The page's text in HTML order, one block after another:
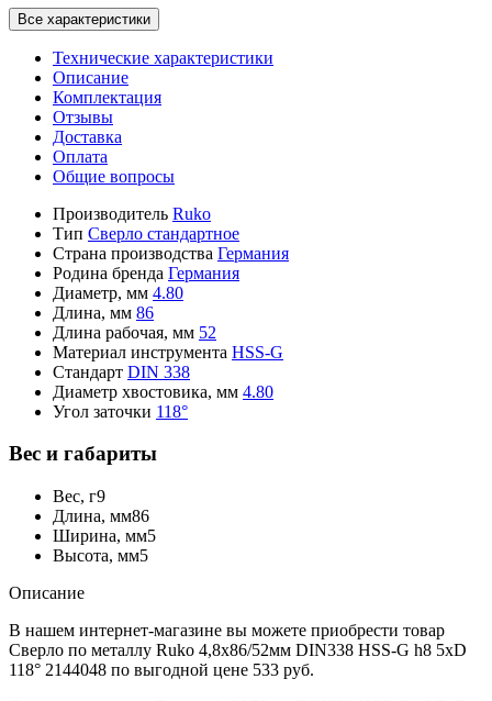
Все характеристики
Технические характеристики
Описание
Комплектация
Отзывы
Доставка
Оплата
Общие вопросы
Производитель Ruko
Тип Сверло стандартное
Страна производства Германия
Родина бренда Германия
Диаметр, мм 4.80
Длина, мм 86
Длина рабочая, мм 52
Материал инструмента HSS-G
Стандарт DIN 338
Диаметр хвостовика, мм 4.80
Угол заточки 118°
Вес и габариты
Вес, г9
Длина, мм86
Ширина, мм5
Высота, мм5
Описание
В нашем интернет-магазине вы можете приобрести товар
Сверло по металлу Ruko 4,8x86/52мм DIN338 HSS-G h8 5xD
118° 2144048 по выгодной цене 533 руб.